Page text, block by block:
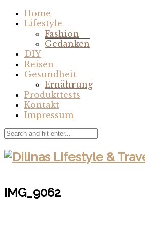
Home
Lifestyle
Fashion
Gedanken
DIY
Reisen
Gesundheit
Ernährung
Produkttests
Kontakt
Impressum
IMG_9062